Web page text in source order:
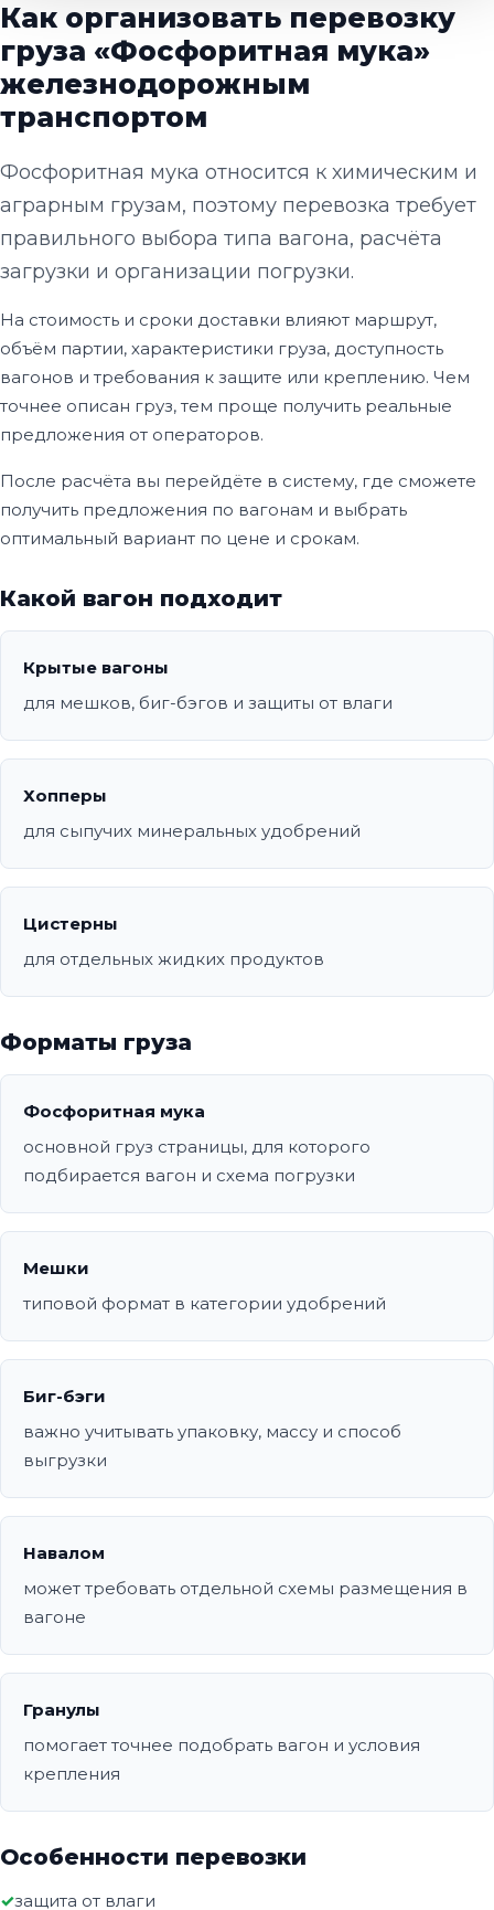
Как организовать перевозку
груза «Фосфоритная мука»
железнодорожным
транспортом
Фосфоритная мука относится к химическим и
аграрным грузам, поэтому перевозка требует
правильного выбора типа вагона, расчёта
загрузки и организации погрузки.
На стоимость и сроки доставки влияют маршрут,
объём партии, характеристики груза, доступность
вагонов и требования к защите или креплению. Чем
точнее описан груз, тем проще получить реальные
предложения от операторов.
После расчёта вы перейдёте в систему, где сможете
получить предложения по вагонам и выбрать
оптимальный вариант по цене и срокам.
Какой вагон подходит
Крытые вагоны
для мешков, биг-бэгов и защиты от влаги
Хопперы
для сыпучих минеральных удобрений
Цистерны
для отдельных жидких продуктов
Форматы груза
Фосфоритная мука
основной груз страницы, для которого
подбирается вагон и схема погрузки
Мешки
типовой формат в категории удобрений
Биг-бэги
важно учитывать упаковку, массу и способ
выгрузки
Навалом
может требовать отдельной схемы размещения в
вагоне
Гранулы
помогает точнее подобрать вагон и условия
крепления
Особенности перевозки
защита от влаги